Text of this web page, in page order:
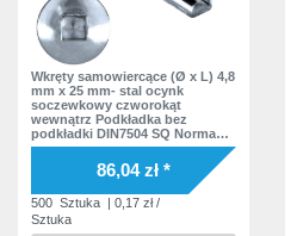
Wkręty samowiercące (Ø x L) 4,8
mm x 25 mm- stal ocynk
soczewkowy czworokąt
wewnątrz Podkładka bez
podkładki DIN7504 SQ Norma
zakładowa
86,04 zł *
500 Sztuka | 0,17 zł /
Sztuka